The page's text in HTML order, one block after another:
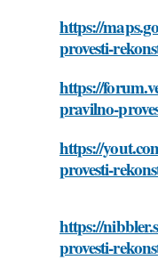
https://
provesti-
https://
pravilno-
https://
provesti-
https://
provesti-